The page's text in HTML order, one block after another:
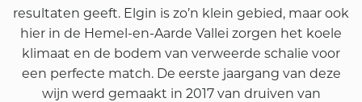
resultaten geeft. Elgin is zo’n klein gebied, maar ook
hier in de Hemel-en-Aarde Vallei zorgen het koele
klimaat en de bodem van verweerde schalie voor
een perfecte match. De eerste jaargang van deze
wijn werd gemaakt in 2017 van druiven van